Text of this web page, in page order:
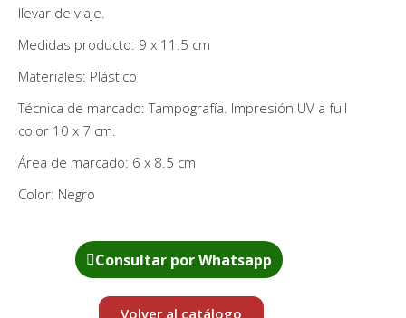
llevar de viaje.
Medidas producto: 9 x 11.5 cm
Materiales: Plástico
Técnica de marcado: Tampografía. Impresión UV a full
color 10 x 7 cm.
Área de marcado: 6 x 8.5 cm
Color: Negro
Consultar por Whatsapp
Volver al catálogo